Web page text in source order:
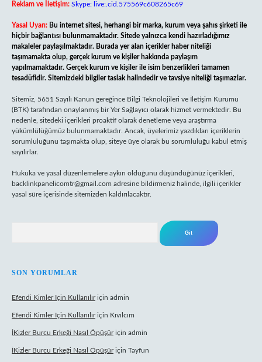
Reklam ve İletişim: Skype: live:.cid.575569c608265c69
Yasal Uyarı: Bu internet sitesi, herhangi bir marka, kurum veya şahıs şirketi ile
hiçbir bağlantısı bulunmamaktadır. Sitede yalnızca kendi hazırladığımız
makaleler paylaşılmaktadır. Burada yer alan içerikler haber niteliği
taşımamakta olup, gerçek kurum ve kişiler hakkında paylaşım
yapılmamaktadır. Gerçek kurum ve kişiler ile isim benzerlikleri tamamen
tesadüfidir. Sitemizdeki bilgiler taslak halindedir ve tavsiye niteliği taşımazlar.
Sitemiz, 5651 Sayılı Kanun gereğince Bilgi Teknolojileri ve İletişim Kurumu
(BTK) tarafından onaylanmış bir Yer Sağlayıcı olarak hizmet vermektedir. Bu
nedenle, sitedeki içerikleri proaktif olarak denetleme veya araştırma
yükümlülüğümüz bulunmamaktadır. Ancak, üyelerimiz yazdıkları içeriklerin
sorumluluğunu taşımakta olup, siteye üye olarak bu sorumluluğu kabul etmiş
sayılırlar.
Hukuka ve yasal düzenlemelere aykırı olduğunu düşündüğünüz içerikleri,
backlinkpanelicomtr@gmail.com adresine bildirmeniz halinde, ilgili içerikler
yasal süre içerisinde sitemizden kaldırılacaktır.
SON YORUMLAR
Efendi Kimler Için Kullanılıriçin admin
Efendi Kimler Için Kullanılıriçin Kıvılcım
İKizler Burcu Erkeği Nasıl Öpüşüriçin admin
İKizler Burcu Erkeği Nasıl Öpüşüriçin Tayfun